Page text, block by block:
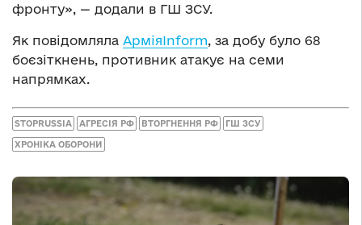
фронту», — додали в ГШ ЗСУ.
Як повідомляла АрміяInform, за добу було 68
боєзіткнень, противник атакує на семи
напрямках.
STOPRUSSIA АГРЕСІЯ РФ ВТОРГНЕННЯ РФ ГШ ЗСУ
ХРОНІКА ОБОРОНИ